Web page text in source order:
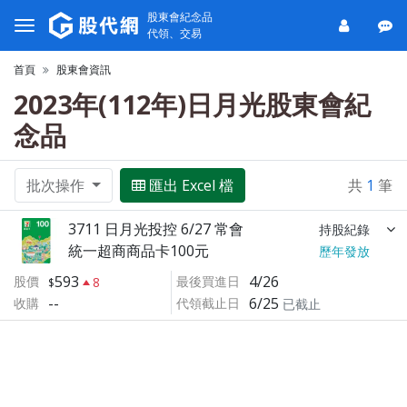
股東會紀念品
代領、交易
首頁 股東會資訊
2023年(112年)日月光股東會紀
念品
批次操作 匯出 Excel 檔 共 1 筆
3711 日月光投控 6/27 常會 持股紀錄
統一超商商品卡100元
歷年發放
股價
593
8
收購 --
最後買進日 4/26
代領截止日 6/25 已截止